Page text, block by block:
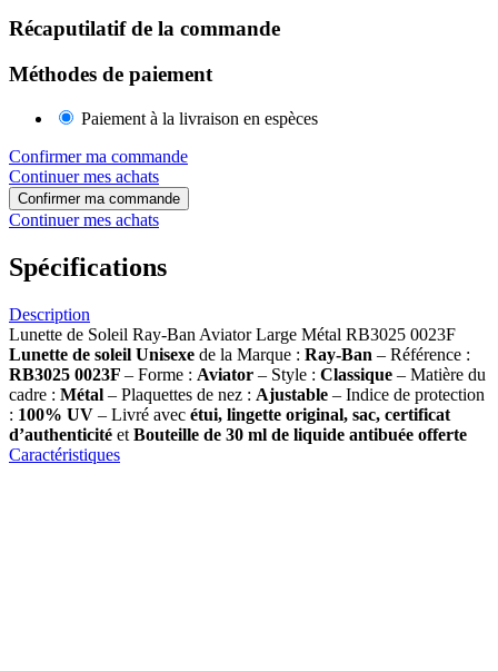
Récaputilatif de la commande
Méthodes de paiement
Paiement à la livraison en espèces
Confirmer ma commande
Continuer mes achats
Confirmer ma commande
Continuer mes achats
Spécifications
Description
Lunette de Soleil Ray-Ban Aviator Large Métal RB3025 0023F
Lunette de soleil Unisexe de la Marque : Ray-Ban – Référence :
RB3025 0023F – Forme : Aviator – Style : Classique – Matière du
cadre : Métal – Plaquettes de nez : Ajustable – Indice de protection
: 100% UV – Livré avec étui, lingette original, sac, certificat
d’authenticité et Bouteille de 30 ml de liquide antibuée offerte
Caractéristiques